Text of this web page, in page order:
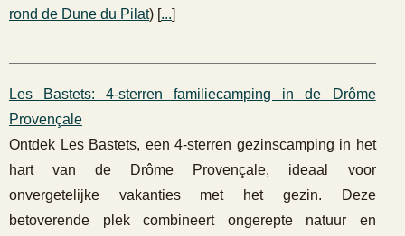
rond de Dune du Pilat) [...]
Les Bastets: 4-sterren familiecamping in de Drôme
Provençale
Ontdek Les Bastets, een 4-sterren gezinscamping in het
hart van de Drôme Provençale, ideaal voor
onvergetelijke vakanties met het gezin. Deze
betoverende plek combineert ongerepte natuur en